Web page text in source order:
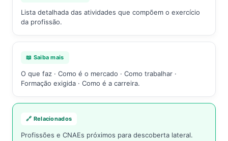
Lista detalhada das atividades que compõem o exercício
da profissão.
📖 Saiba mais
O que faz · Como é o mercado · Como trabalhar ·
Formação exigida · Como é a carreira.
🔗 Relacionados
Profissões e CNAEs próximos para descoberta lateral.